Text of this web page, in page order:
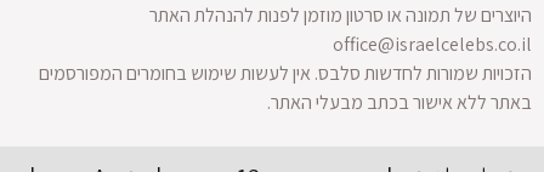
היוצרים של תמונה או סרטון מוזמן לפנות להנהלת האתר
office@israelcelebs.co.il
הזכויות שמורות לחדשות סלבס. אין לעשות שימוש בחומרים המפורסמים
באתר ללא אישור בכתב מבעלי האתר.